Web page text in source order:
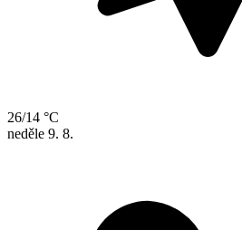
26/14 °C
neděle 9. 8.